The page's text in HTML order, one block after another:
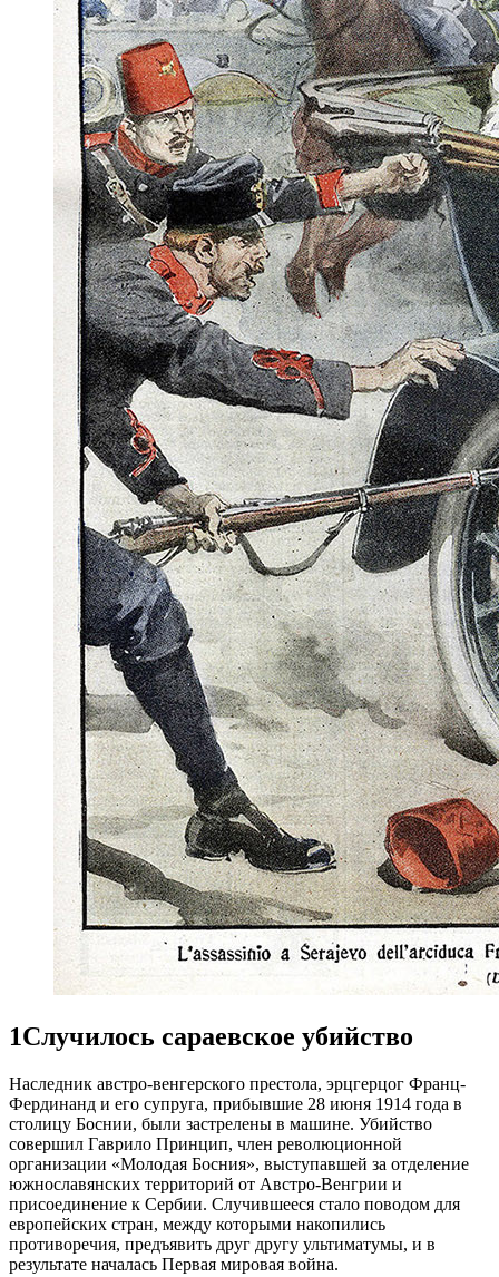
1Случилось сараевское убийство
Наследник австро-венгерского престола, эрцгерцог Франц-
Фердинанд и его супруга, прибывшие 28 июня 1914 года в
столицу Боснии, были застрелены в машине. Убийство
совершил Гаврило Принцип, член революционной
организации «Молодая Босния», выступавшей за отделение
южнославянских территорий от Австро-Венгрии и
присоединение к Сербии. Случившееся стало поводом для
европейских стран, между которыми накопились
противоречия, предъявить друг другу ультиматумы, и в
результате началась Первая мировая война.